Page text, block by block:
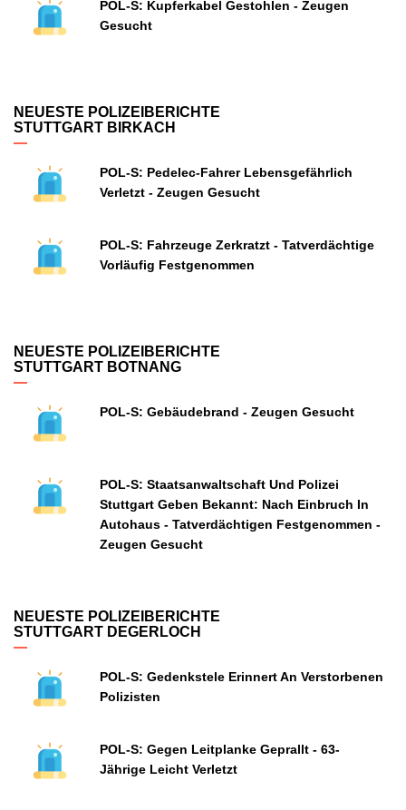
POL-S: Kupferkabel Gestohlen - Zeugen
Gesucht
NEUESTE POLIZEIBERICHTE
STUTTGART BIRKACH
POL-S: Pedelec-Fahrer Lebensgefährlich
Verletzt - Zeugen Gesucht
POL-S: Fahrzeuge Zerkratzt - Tatverdächtige
Vorläufig Festgenommen
NEUESTE POLIZEIBERICHTE
STUTTGART BOTNANG
POL-S: Gebäudebrand - Zeugen Gesucht
POL-S: Staatsanwaltschaft Und Polizei
Stuttgart Geben Bekannt: Nach Einbruch In
Autohaus - Tatverdächtigen Festgenommen -
Zeugen Gesucht
NEUESTE POLIZEIBERICHTE
STUTTGART DEGERLOCH
POL-S: Gedenkstele Erinnert An Verstorbenen
Polizisten
POL-S: Gegen Leitplanke Geprallt - 63-
Jährige Leicht Verletzt